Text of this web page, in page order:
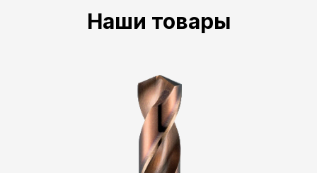
Наши товары